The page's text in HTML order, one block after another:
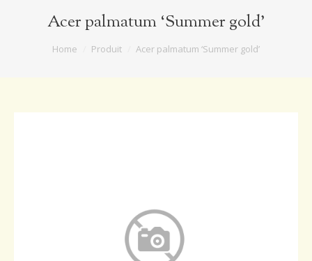
Accueil
Présentation
Acer palmatum ‘Summer gold’
You are here:
Home Produit Acer palmatum ‘Summer gold’